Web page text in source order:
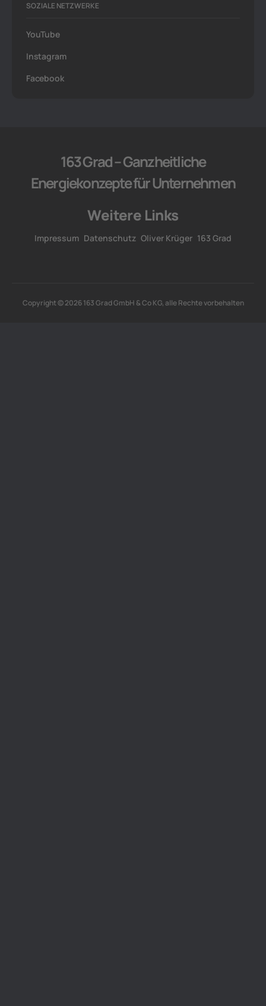
SOZIALE NETZWERKE
YouTube
Instagram
Facebook
163 Grad – Ganzheitliche
Energiekonzepte für Unternehmen
Weitere Links
Impressum Datenschutz Oliver Krüger 163 Grad
Copyright © 2026 163 Grad GmbH & Co KG, alle Rechte vorbehalten